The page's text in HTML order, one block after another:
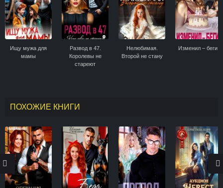
Ищу мужа для
мамы
Развод в 47.
Королевы не
стареют
Нелюбимая.
Второй не стану
Изменил – беги!
ПОХОЖИЕ КНИГИ